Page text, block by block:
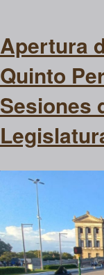
Apertura
Quinto
Sesiones